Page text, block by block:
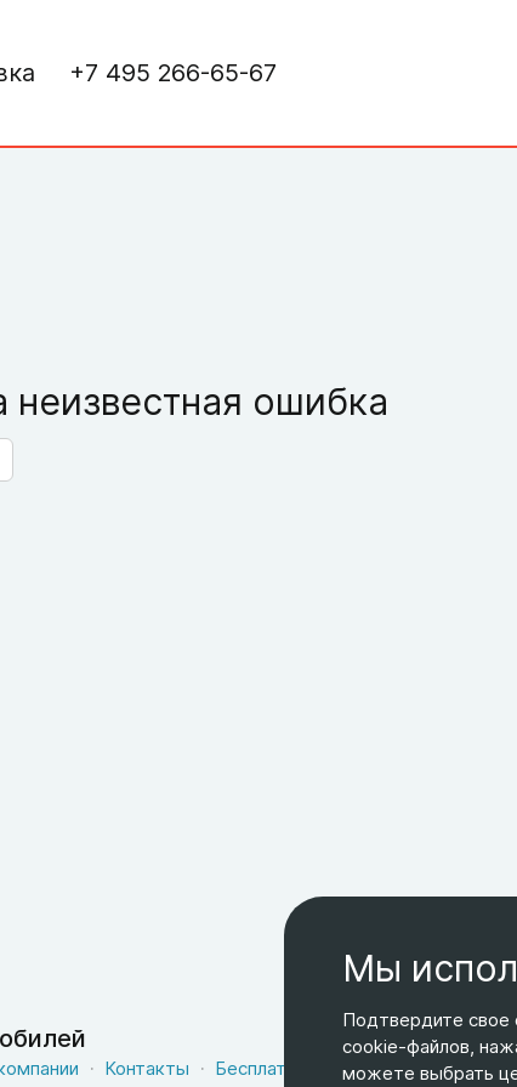
+7 495 266-65-67
ошибка
Контакты Бесплатная доставка
Оферта
Мы
Подтвердите свое
cookie-файлов,
можете выбрать